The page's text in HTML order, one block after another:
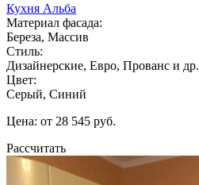
Кухня Альба
Материал фасада:
Береза, Массив
Стиль:
Дизайнерские, Евро, Прованс и др.
Цвет:
Серый, Синий
Цена: от 28 545 руб.
Рассчитать